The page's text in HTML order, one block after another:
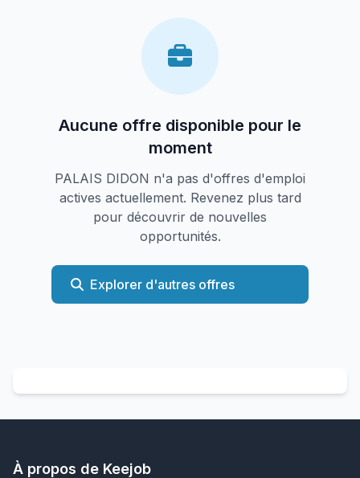
Aucune offre disponible pour le
moment
PALAIS DIDON n'a pas d'offres d'emploi
actives actuellement. Revenez plus tard
pour découvrir de nouvelles
opportunités.
Explorer d'autres offres
À propos de Keejob